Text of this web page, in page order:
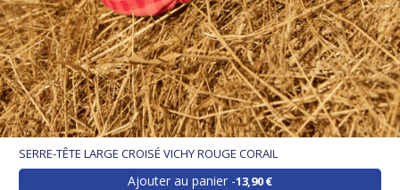
SERRE-TÊTE LARGE CROISÉ VICHY ROUGE CORAIL
Ajouter au panier 13,90 €